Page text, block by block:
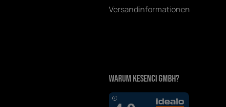
Versandinformationen
Warum Kesenci GmbH?